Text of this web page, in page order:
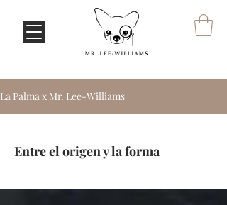
La Palma x Mr. Lee-Williams
Entre el origen y la forma